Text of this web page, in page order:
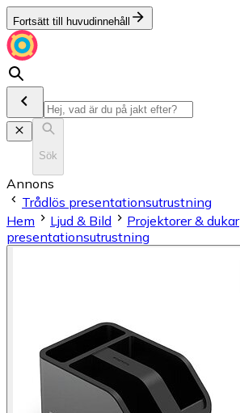
Fortsätt till huvudinnehåll
Sök
Annons
Trådlös presentationsutrustning
Hem
Ljud & Bild Projektorer & dukar
presentationsutrustning